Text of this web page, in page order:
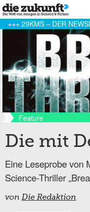
+++ 29KMS – DER
Feature
Die mit
Eine Leseprobe von
Science-Thriller
von Die Redaktion